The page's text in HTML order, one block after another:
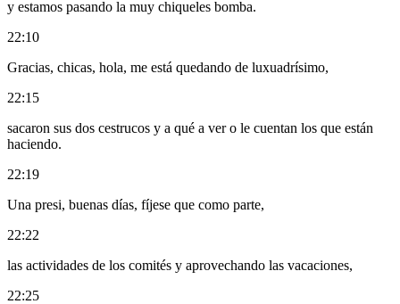
y estamos pasando la muy chiqueles bomba.
22:10
Gracias, chicas, hola, me está quedando de luxuadrísimo,
22:15
sacaron sus dos cestrucos y a qué a ver o le cuentan los que están
haciendo.
22:19
Una presi, buenas días, fíjese que como parte,
22:22
las actividades de los comités y aprovechando las vacaciones,
22:25